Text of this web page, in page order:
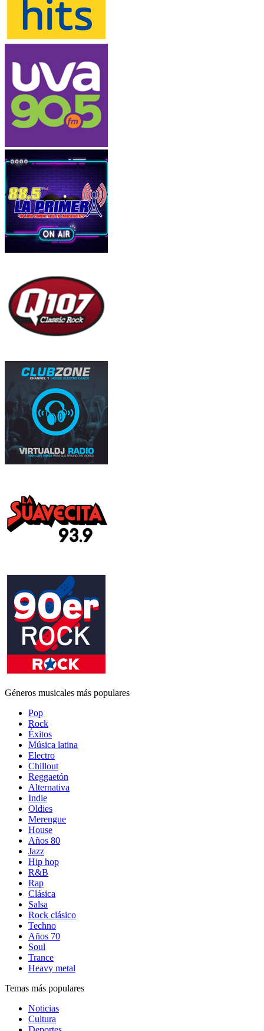
Géneros musicales más populares
Pop
Rock
Éxitos
Música latina
Electro
Chillout
Reggaetón
Alternativa
Indie
Oldies
Merengue
House
Años 80
Jazz
Hip hop
R&B
Rap
Clásica
Salsa
Rock clásico
Techno
Años 70
Soul
Trance
Heavy metal
Temas más populares
Noticias
Cultura